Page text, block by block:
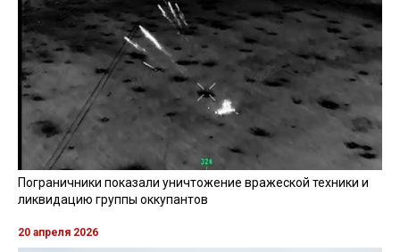
Пограничники показали уничтожение вражеской техники и
ликвидацию группы оккупантов
20 апреля 2026